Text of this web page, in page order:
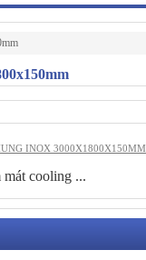
INOX 3000X1800X150MM
mát cooling ...